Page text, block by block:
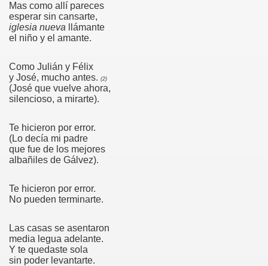
Mas como allí pareces
esperar sin cansarte,
iglesia nueva llámante
el niño y el amante.
Como Julián y Félix
y José, mucho antes. (2)
(José que vuelve ahora,
silencioso, a mirarte).
Te hicieron por error.
(Lo decía mi padre
que fue de los mejores
albañiles de Gálvez).
Te hicieron por error.
No pueden terminarte.
Las casas se asentaron
media legua adelante.
Y te quedaste sola
sin poder levantarte.